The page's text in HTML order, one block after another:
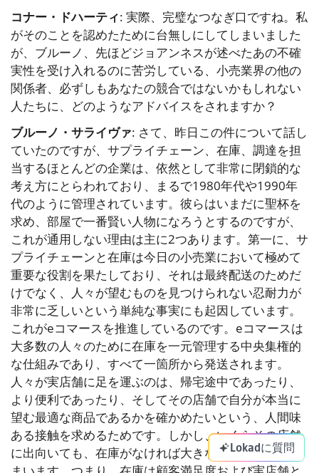
コナー・ドハーティ: 実際、完璧なつなぎ口ですね。私
がそのことを認めたために台無しにしてしまいました
が、ブルーノ、先ほどジョアンネスが述べたあの不確
実性を受け入れるのに苦労している、小売業界の他の
関係者、必ずしもあなたの競合ではないかもしれない
人たちに、どのようなアドバイスをされますか？
ブルーノ・サライヴァ: さて、昨日この件について話し
ていたのですが、サプライチェーン、在庫、調達を担
当するほとんどの企業は、依然として非常に閉鎖的な
考え方にとらわれており、まるで1980年代や1990年
代のように管理されています。彼らはいまだに聖杯を
求め、部屋で一番賢い人物になろうとするのですが、
これが通用しない理由は主に2つあります。第一に、サ
プライチェーンと在庫は今日の小売業において極めて
重要な役割を果たしており、それは最終配送のためだ
けでなく、人々が望むものを見つけられない忍耐力が
非常に乏しいという単純な事実にも起因しています。
これがeコマースを推進しているのです。eコマースは
大多数の人々のために在庫を一元管理する中央集権的
な仕組みであり、すべて一箇所から発送されます。
人々が実店舗に足を運ぶのは、帰宅途中であったり、
より便利であったり、そしてその店舗で自分が本当に
望む最適な商品であるかを確かめたいという、人間味
ある接触を求めるためです。しかし、いくらその店舗
に出向いても、在庫がなければ大きな失望を与えてし
Lokadに質問